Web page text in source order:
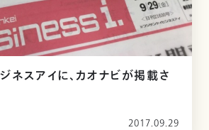
ネスアイに、カオナビが掲載さ
2017.09.29